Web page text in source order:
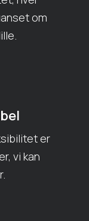
om
er
vi kan